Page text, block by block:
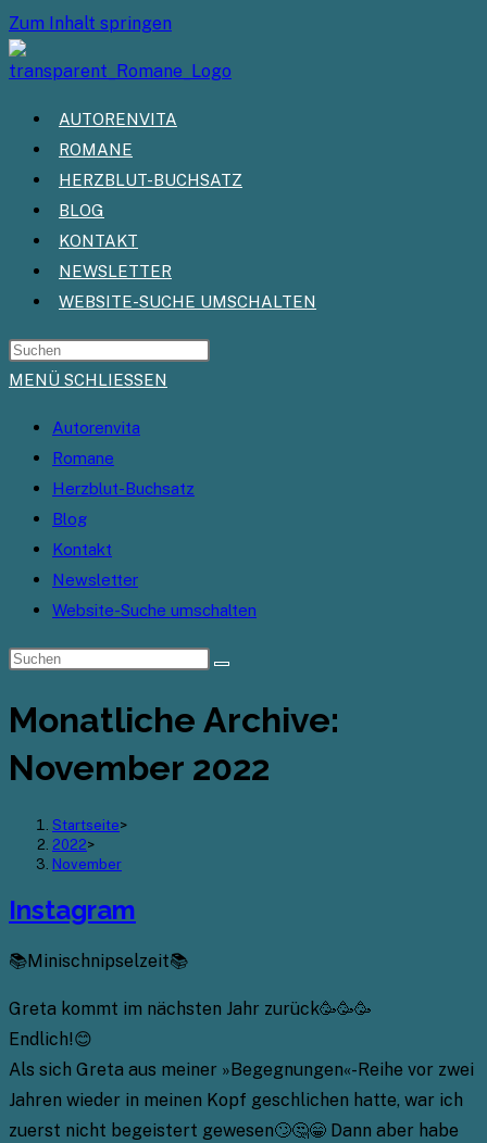
Zum Inhalt springen
AUTORENVITA
ROMANE
HERZBLUT-BUCHSATZ
BLOG
KONTAKT
NEWSLETTER
WEBSITE-SUCHE UMSCHALTEN
MENÜ SCHLIESSEN
Autorenvita
Romane
Herzblut-Buchsatz
Blog
Kontakt
Newsletter
Website-Suche umschalten
Monatliche Archive:
November 2022
Startseite>
2022>
November
Instagram
📚Minischnipselzeit📚
Greta kommt im nächsten Jahr zurück🥳🥳🥳
Endlich!😊
Als sich Greta aus meiner »Begegnungen«-Reihe vor zwei
Jahren wieder in meinen Kopf geschlichen hatte, war ich
zuerst nicht begeistert gewesen🙄🤔😁 Dann aber habe